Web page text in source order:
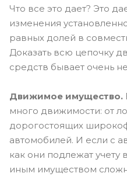
Что все это дает? Это
изменения
равных долей в
Доказать всю цепочку
средств бывает очень
Движимое имущество.
много движимости: от
дорогостоящих
автомобилей. И если с
как они подлежат учету
иным имуществом